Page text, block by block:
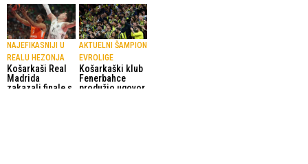
NAJEFIKASNIJI U
REALU HEZONJA
Košarkaši Real
Madrida
zakazali finale s
AKTUELNI ŠAMPION
EVROLIGE
Košarkaški klub
Fenerbahce
produžio ugovor